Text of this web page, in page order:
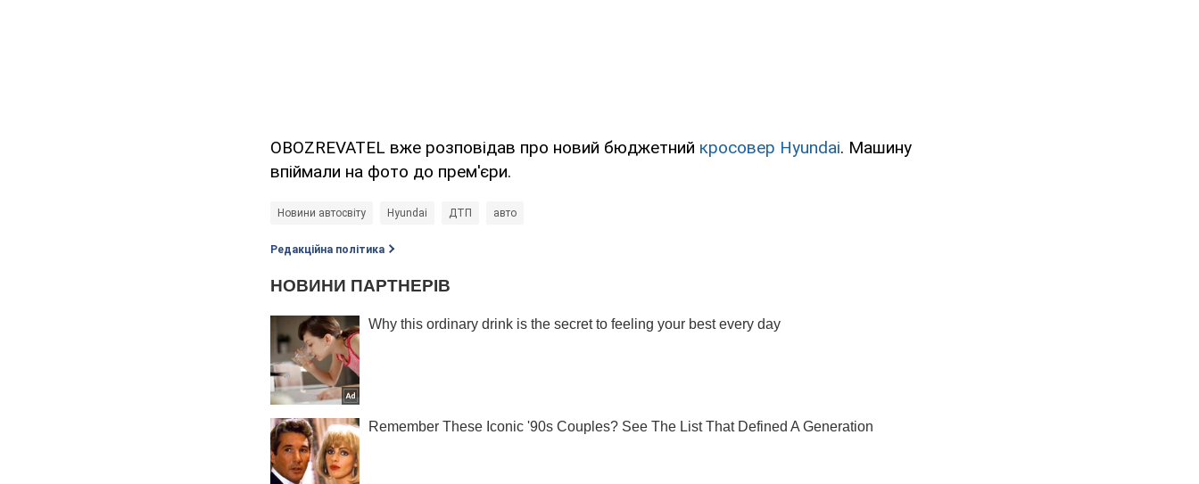
OBOZREVATEL вже розповідав про новий бюджетний кросовер Hyundai. Машину
впіймали на фото до прем'єри.
Новини автосвіту Hyundai ДТП авто
Редакційна політика